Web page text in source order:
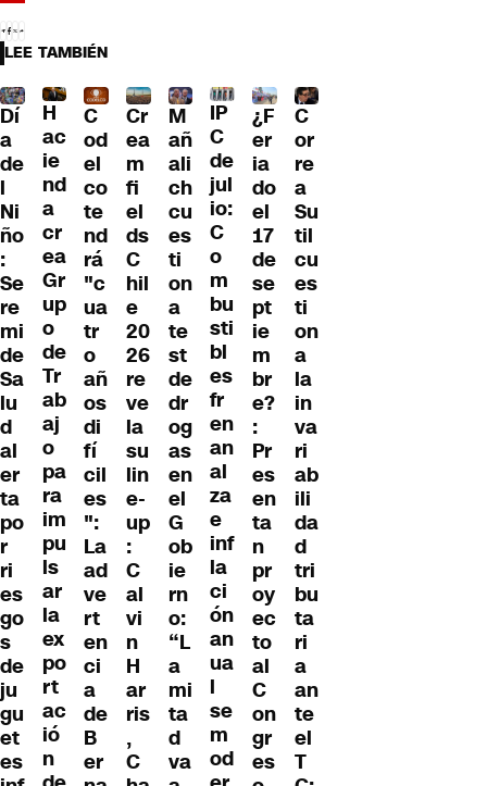
LEE TAMBIÉN
Dí
a
de
l
Ni
ño
:
Se
re
mi
de
Sa
lu
d
al
er
ta
po
r
ri
es
go
s
de
ju
gu
et
es
H
ac
ie
nd
a
cr
ea
Gr
up
o
de
Tr
ab
aj
o
pa
ra
im
pu
ls
ar
la
ex
po
rt
ac
ió
n
C
od
el
co
te
nd
rá
"c
ua
tr
o
añ
os
di
fí
cil
es
":
La
ad
ve
rt
en
ci
a
de
B
er
Cr
ea
m
fi
el
ds
C
hil
e
20
26
re
ve
la
su
lin
e-
up
:
C
al
vi
n
H
ar
ris
,
C
M
añ
ali
ch
cu
es
ti
on
a
te
st
de
dr
og
as
en
el
G
ob
ie
rn
o:
“L
a
mi
ta
d
va
IP
C
de
jul
io:
C
o
m
bu
sti
bl
es
fr
en
an
al
za
e
inf
la
ci
ón
an
ua
l
se
m
od
¿F
er
ia
do
el
17
de
se
pt
ie
m
br
e?
:
Pr
es
en
ta
n
pr
oy
ec
to
al
C
on
gr
es
C
or
re
a
Su
til
cu
es
ti
on
a
la
in
va
ri
ab
ili
da
d
tri
bu
ta
ri
a
an
te
el
T